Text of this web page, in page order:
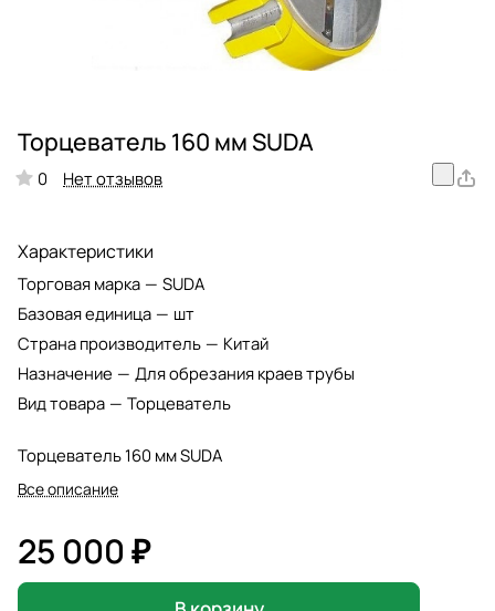
Торцеватель 160 мм SUDA
0 Нет отзывов
Характеристики
Торговая марка — SUDA
Базовая единица — шт
Страна производитель — Китай
Назначение — Для обрезания краев трубы
Вид товара — Торцеватель
Торцеватель 160 мм SUDA
Все описание
25 000 ₽